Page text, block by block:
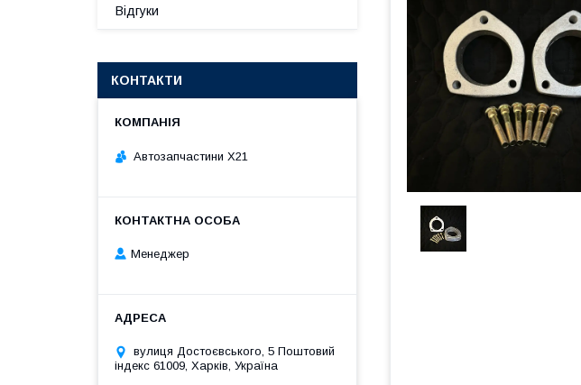
Відгуки
КОНТАКТИ
Автозапчастини X21
Менеджер
вулиця Достоєвського, 5 Поштовий
індекс 61009, Харків, Україна